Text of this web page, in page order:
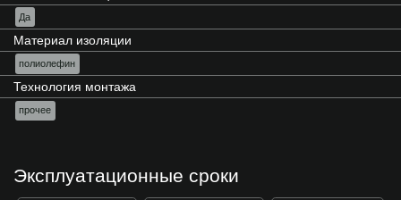
Да
Материал изоляции
полиолефин
Технология монтажа
прочее
Эксплуатационные сроки